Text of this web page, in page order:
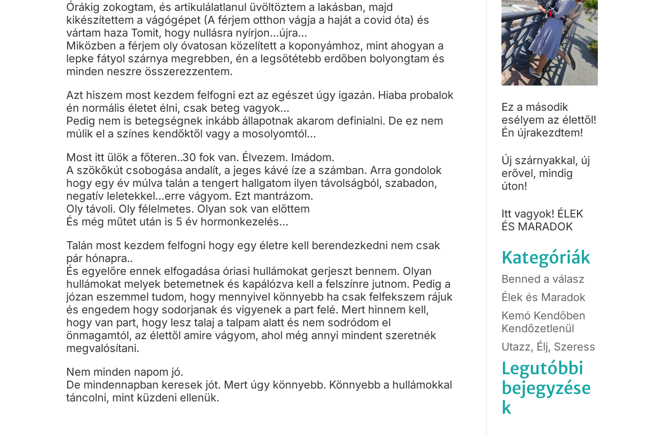
Órákig zokogtam, és artikulálatlanul üvöltöztem a lakásban, majd
kikészítettem a vágógépet (A férjem otthon vágja a haját a covid óta) és
vártam haza Tomit, hogy nullásra nyírjon…újra…
Miközben a férjem oly óvatosan közelített a koponyámhoz, mint ahogyan a
lepke fátyol szárnya megrebben, én a legsötétebb erdőben bolyongtam és
minden neszre összerezzentem.
Azt hiszem most kezdem felfogni ezt az egészet úgy igazán. Hiaba probalok
én normális életet élni, csak beteg vagyok…
Pedig nem is betegségnek inkább állapotnak akarom definialni. De ez nem
múlik el a színes kendőktől vagy a mosolyomtól…
Most itt ülök a főteren..30 fok van. Élvezem. Imádom.
A szökőkút csobogása andalít, a jeges kávé íze a számban. Arra gondolok
hogy egy év múlva talán a tengert hallgatom ilyen távolságból, szabadon,
negatív leletekkel…erre vágyom. Ezt mantrázom.
Oly távoli. Oly félelmetes. Olyan sok van előttem
És még műtet után is 5 év hormonkezelés…
Talán most kezdem felfogni hogy egy életre kell berendezkedni nem csak
pár hónapra..
És egyelőre ennek elfogadása óriasi hullámokat gerjeszt bennem. Olyan
hullámokat melyek betemetnek és kapálózva kell a felszínre jutnom. Pedig a
józan eszemmel tudom, hogy mennyivel könnyebb ha csak felfekszem rájuk
és engedem hogy sodorjanak és vigyenek a part felé. Mert hinnem kell,
hogy van part, hogy lesz talaj a talpam alatt és nem sodródom el
önmagamtól, az élettől amire vágyom, ahol még annyi mindent szeretnék
megvalósítani.
Nem minden napom jó.
De mindennapban keresek jót. Mert úgy könnyebb. Könnyebb a hullámokkal
táncolni, mint küzdeni ellenük.
Ez a második
esélyem az élettől!
Én újrakezdtem!
Új szárnyakkal, új
erővel, mindig
úton!
Itt vagyok! ÉLEK
ÉS MARADOK
Kategóriák
Benned a válasz
Élek és Maradok
Kemó Kendőben
Kendőzetlenül
Utazz, Élj, Szeress
Legutóbbi
bejegyzése
k